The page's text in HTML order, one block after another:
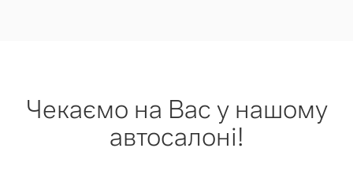
Чекаємо на Вас у нашому
автосалоні!